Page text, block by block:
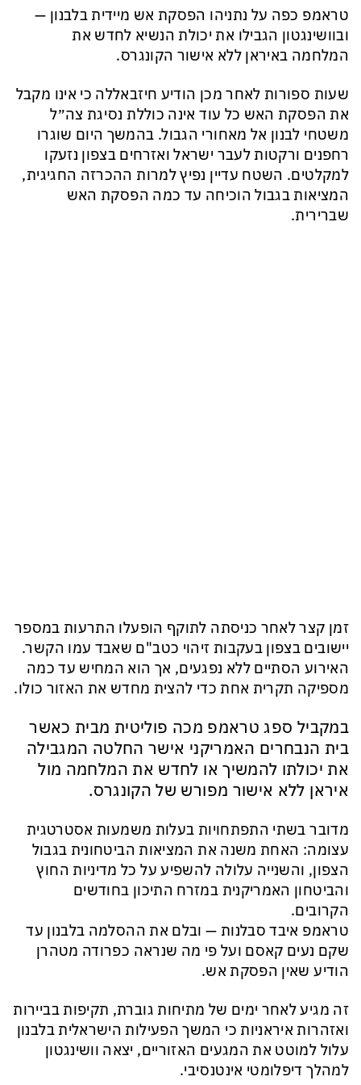
טראמפ כפה על נתניהו הפסקת אש מיידית בלבנון —
ובוושינגטון הגבילו את יכולת הנשיא לחדש את
המלחמה באיראן ללא אישור הקונגרס.
שעות ספורות לאחר מכן הודיע חיזבאללה כי אינו מקבל
את הפסקת האש כל עוד אינה כוללת נסיגת צה״ל
משטחי לבנון אל מאחורי הגבול. בהמשך היום שוגרו
רחפנים ורקטות לעבר ישראל ואזרחים בצפון נזעקו
למקלטים. השטח עדיין נפיץ למרות ההכרזה החגיגית,
המציאות בגבול הוכיחה עד כמה הפסקת האש
שברירית.
זמן קצר לאחר כניסתה לתוקף הופעלו התרעות במספר
יישובים בצפון בעקבות זיהוי כטב"ם שאבד עמו הקשר.
האירוע הסתיים ללא נפגעים, אך הוא המחיש עד כמה
מספיקה תקרית אחת כדי להצית מחדש את האזור כולו.
במקביל ספג טראמפ מכה פוליטית מבית כאשר
בית הנבחרים האמריקני אישר החלטה המגבילה
את יכולתו להמשיך או לחדש את המלחמה מול
איראן ללא אישור מפורש של הקונגרס.
מדובר בשתי התפתחויות בעלות משמעות אסטרטגית
עצומה: האחת משנה את המציאות הביטחונית בגבול
הצפון, והשנייה עלולה להשפיע על כל מדיניות החוץ
והביטחון האמריקנית במזרח התיכון בחודשים
הקרובים.
טראמפ איבד סבלנות — ובלם את ההסלמה בלבנון עד
שקם נעים קאסם ועל פי מה שנראה כפרודה מטהרן
הודיע שאין הפסקת אש.
זה מגיע לאחר ימים של מתיחות גוברת, תקיפות בביירות
ואזהרות איראניות כי המשך הפעילות הישראלית בלבנון
עלול למוטט את המגעים האזוריים, יצאה וושינגטון
למהלך דיפלומטי אינטנסיבי.